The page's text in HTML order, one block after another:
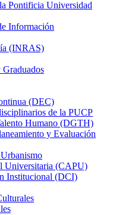
Pontificia Universidad
Información
(INRAS)
Graduados
(DEC)
de la PUCP
Humano (DGTH)
y Evaluación
Universitaria (CAPU)
Institucional (DCI)